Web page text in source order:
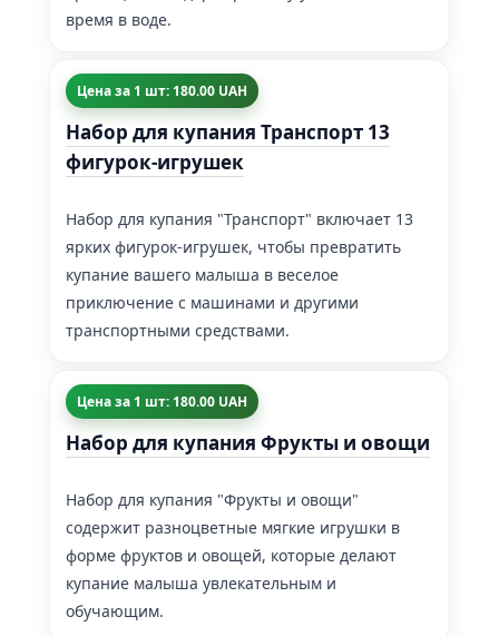
время в воде.
Цена за 1 шт: 180.00 UAH
Набор для купания Транспорт 13
фигурок-игрушек
Набор для купания "Транспорт" включает 13
ярких фигурок-игрушек, чтобы превратить
купание вашего малыша в веселое
приключение с машинами и другими
транспортными средствами.
Цена за 1 шт: 180.00 UAH
Набор для купания Фрукты и овощи
Набор для купания "Фрукты и овощи"
содержит разноцветные мягкие игрушки в
форме фруктов и овощей, которые делают
купание малыша увлекательным и
обучающим.